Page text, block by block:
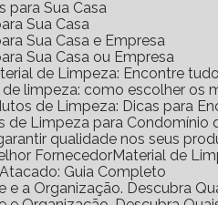
para Sua Casa
Sua Casa
Sua Casa e Empresa
Sua Casa ou Empresa
de Limpeza: Encontre
de limpeza: como escolher os
de Limpeza: Dicas para
de Limpeza para
qualidade nos seus
Fornecedor
Material de
Atacado: Guia Completo
e a Organização. Descubra